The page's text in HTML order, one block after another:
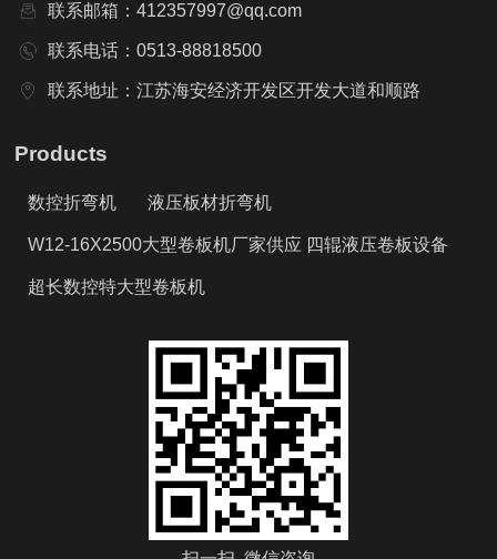
联系邮箱：412357997@qq.com
联系电话：0513-88818500
联系地址：江苏海安经济开发区开发大道和顺路
Products
数控折弯机 液压板材折弯机
W12-16X2500大型卷板机厂家供应 四辊液压卷板设备
超长数控特大型卷板机